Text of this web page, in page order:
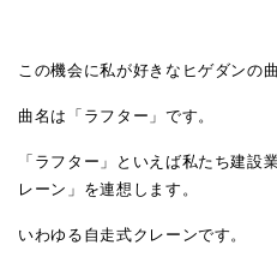
この機会に私が好きなヒゲダンの
曲名は「ラフター」です。
「ラフター」といえば私たち建設
レーン」を連想します。
いわゆる自走式クレーンです。